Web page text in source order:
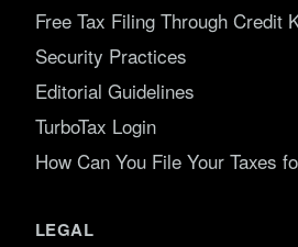
Free Tax Filing Through Credit
Security Practices
Editorial Guidelines
TurboTax Login
How Can You File Your Taxes
LEGAL